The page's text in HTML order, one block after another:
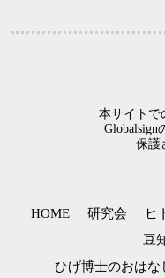
本サイトで
Globalsign
保護
HOME 研究会 ヒ
豆
ひげ博士のおはな